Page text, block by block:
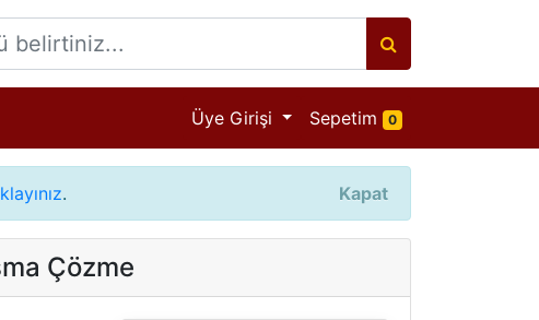
Sepetim 0 Ürün adeti
Üye Girişi
. Kapat
Çözme